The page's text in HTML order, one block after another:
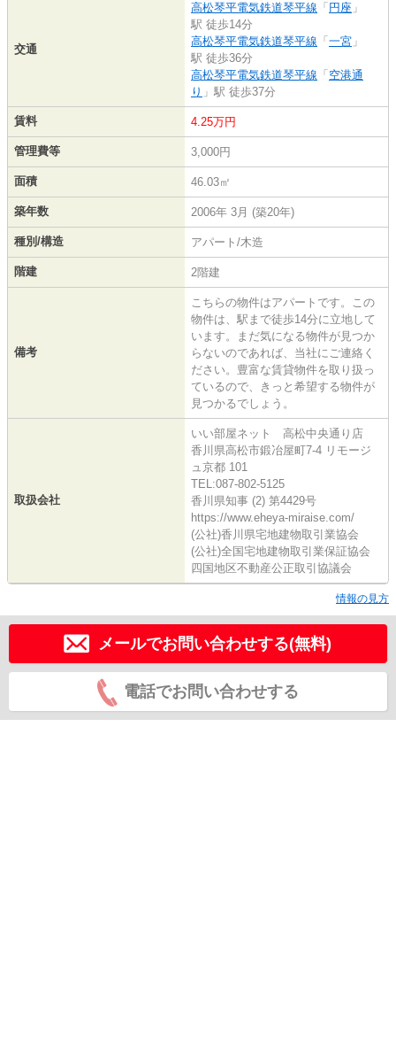
交通
高松琴平電気鉄道琴平線 「 円座 」
駅 徒歩14分
高松琴平電気鉄道琴平線 「 一宮 」
駅 徒歩36分
高松琴平電気鉄道琴平線 「 空港通
り 」駅 徒歩37分
賃料 4.25万円
管理費等 3,000円
面積 46.03㎡
築年数 2006年 3月 (築20年)
種別/構造 アパート/木造
階建 2階建
備考
こちらの物件はアパートです。この
物件は、駅まで徒歩14分に立地して
います。まだ気になる物件が見つか
らないのであれば、当社にご連絡く
ださい。豊富な賃貸物件を取り扱っ
ているので、きっと希望する物件が
見つかるでしょう。
取扱会社
いい部屋ネット 高松中央通り店
香川県高松市鍛冶屋町7-4 リモージ
ュ京都 101
TEL:087-802-5125
香川県知事 (2) 第4429号
https://www.eheya-miraise.com/
(公社)香川県宅地建物取引業協会
(公社)全国宅地建物取引業保証協会
四国地区不動産公正取引協議会
情報の見方
メールでお問い合わせする(無料)
電話でお問い合わせする